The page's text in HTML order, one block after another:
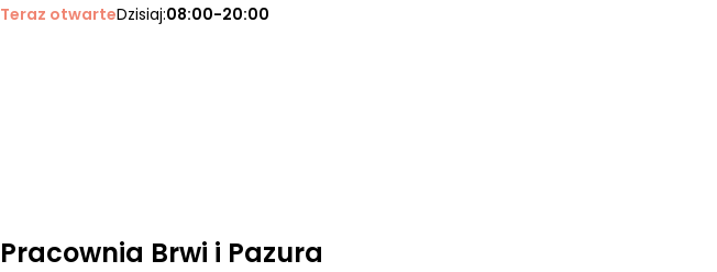
Teraz otwarteDzisiaj:08:00-20:00
Pracownia Brwi i Pazura